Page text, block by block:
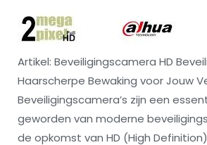
Artikel: Beveiligingscamera HD
Haarscherpe Bewaking voor Jouw
Beveiligingscamera’s zijn een
geworden van moderne
de opkomst van HD (High Definition)